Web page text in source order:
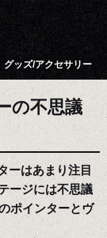
グッズ/アクセサリー
の不思議
ーはあまり注目
ージには不思議
ポインターとヴ